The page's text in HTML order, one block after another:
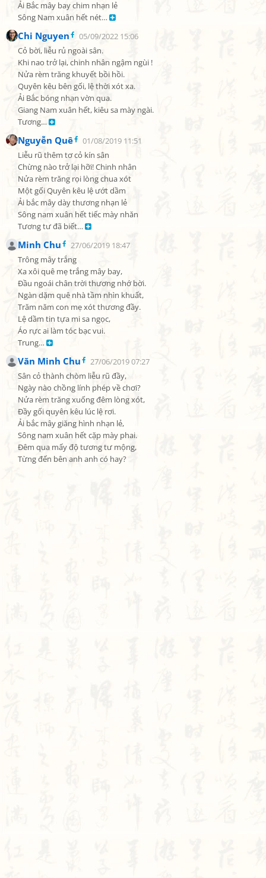
Ải Bắc mây bay chim nhạn lẻ
Sông Nam xuân hết nét…
Chi Nguyen
05/09/2022 15:06
Cỏ bời, liễu rủ ngoài sân.
Khi nao trở lại, chinh nhân ngậm ngùi !
Nửa rèm trăng khuyết bồi hồi.
Quyên kêu bên gối, lệ thời xót xa.
Ải Bắc bóng nhạn vờn qua.
Giang Nam xuân hết, kiêu sa mày ngài.
Tương…
Nguyễn Quê
01/08/2019 11:51
Liễu rũ thêm tơ cỏ kín sân
Chừng nào trở lại hỡi! Chinh nhân
Nửa rèm trăng rọi lòng chua xót
Một gối Quyên kêu lệ ướt dầm
Ải bắc mây dày thương nhạn lẻ
Sông nam xuân hết tiếc mày nhăn
Tương tư đã biết…
Minh Chu
27/06/2019 18:47
Trông mây trắng
Xa xôi quê mẹ trắng mây bay,
Đầu ngoái chân trời thương nhớ bời.
Ngàn dặm quê nhà tầm nhìn khuất,
Trăm năm con mẹ xót thương đầy.
Lệ dầm tin tựa mi sa ngọc,
Áo rực ai làm tóc bạc vui.
Trung…
Văn Minh Chu
27/06/2019 07:27
Sân cỏ thành chòm liễu rũ đầy,
Ngày nào chồng lính phép về chơi?
Nửa rèm trăng xuống đêm lòng xót,
Đầy gối quyên kêu lúc lệ rơi.
Ải bắc mây giăng hình nhạn lẻ,
Sông nam xuân hết cặp mày phai.
Đêm qua mấy độ tương tư mộng,
Từng đến bên anh anh có hay?